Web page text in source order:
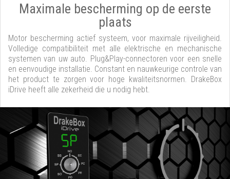
Maximale bescherming op de eerste
plaats
Motor bescherming actief systeem, voor maximale rijveiligheid.
Volledige compatibiliteit met alle elektrische en mechanische
systemen van uw auto. Plug&Play-connectoren voor een snelle
en eenvoudige installatie. Constant en nauwkeurige controle van
het product te zorgen voor hoge kwaliteitsnormen. DrakeBox
iDrive heeft alle zekerheid die u nodig hebt.